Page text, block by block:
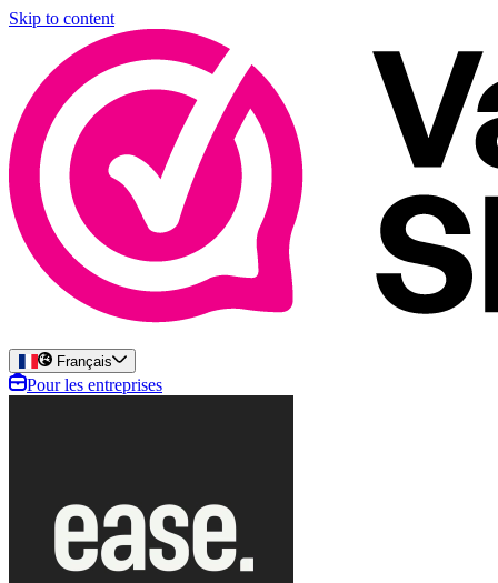
Skip to content
Français
Pour les entreprises